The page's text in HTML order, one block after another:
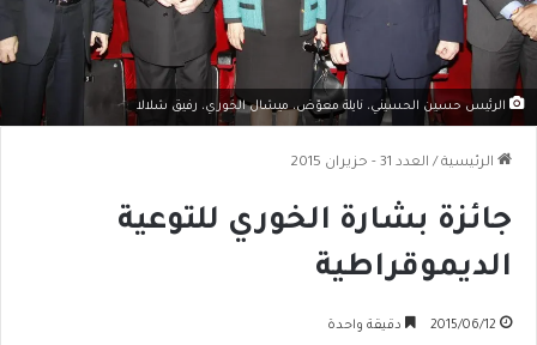
الرئيس حسين الحسيني، نايلة معوّض، ميشال الخوري، رفيق شلالا
الرئيسية / العدد 31 - حزيران 2015
جائزة بشارة الخوري للتوعية
الديموقراطية
2015/06/12 دقيقة واحدة